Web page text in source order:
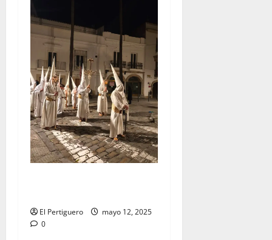
El Pertiguero
mayo 12, 2025
0